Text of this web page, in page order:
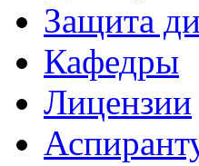
Защита
Кафедры
Лицензии